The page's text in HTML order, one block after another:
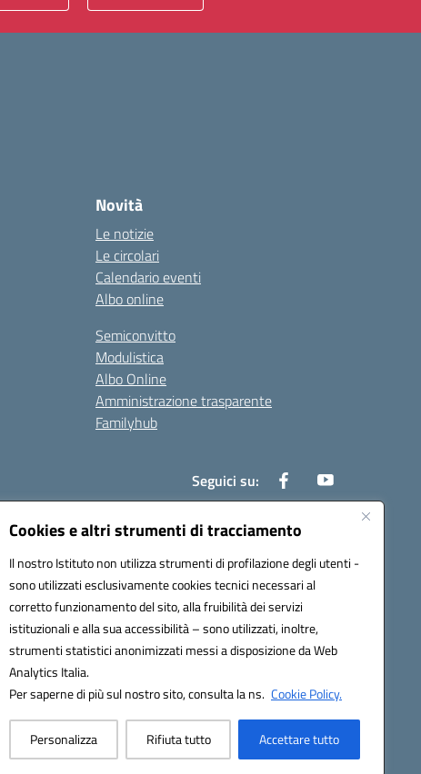
Cookies e altri strumenti di tracciamento
Il nostro Istituto non utilizza strumenti di profilazione degli utenti -
sono utilizzati esclusivamente cookies tecnici necessari al
corretto funzionamento del sito, alla fruibilità dei servizi
istituzionali e alla sua accessibilità – sono utilizzati, inoltre,
strumenti statistici anonimizzati messi a disposizione da Web
Analytics Italia.
Per saperne di più sul nostro sito, consulta la ns. Cookie Policy.
Personalizza Rifiuta tutto Accettare tutto
Novità
Le notizie
Le circolari
Calendario eventi
Albo online
Semiconvitto
Modulistica
Albo Online
Amministrazione trasparente
Familyhub
Seguici su: